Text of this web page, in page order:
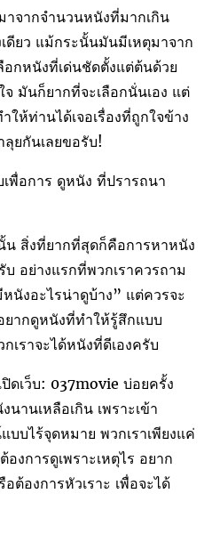
จากจำนวนหนังที่มากเกิน
เดียว แม้กระนั้นมันมีเหตุมาจาก
อกหนังที่เด่นชัดตั้งแต่ต้นด้วย
จ มันก็ยากที่จะเลือกนั่นเอง แต่
ให้ท่านได้เจอเรื่องที่ถูกใจข้าง
ยกันเลยขอรับ!
พื่อการ ดูหนัง ที่ปรารถนา
สิ่งที่ยากที่สุดก็คือการหาหนัง
อย่างแรกที่พวกเราควรถาม
นังอะไรน่าดูบ้าง” แต่ควรจะ
ยากดูหนังที่ทำให้รู้สึกแบบ
เราจะได้หนังที่ดีเองครับ
ดเว็บ: 037movie บ่อยครั้ง
งนานเหลือเกิน เพราะเข้า
บบไร้จุดหมาย พวกเราเพียงแค่
งการดูเพราะเหตุไร อยาก
ต้องการหัวเราะ เพื่อจะได้